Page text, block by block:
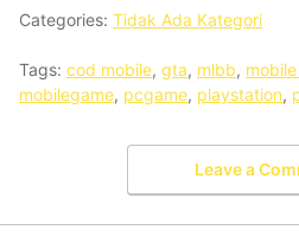
Categories: Tidak Ada Kategori
Tags: cod mobile, gta, mlbb,
mobilegame, pcgame, playstation,
Leave a